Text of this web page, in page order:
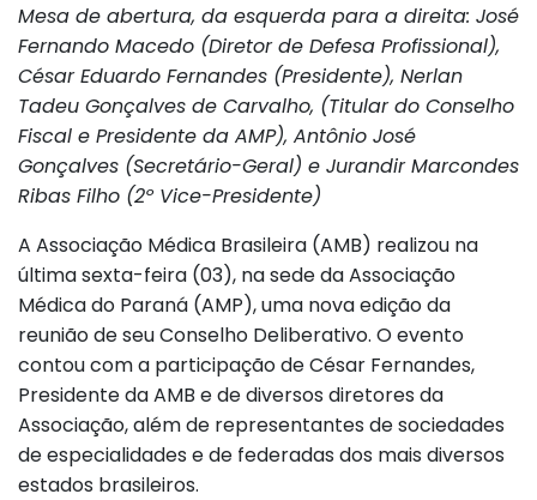
Mesa de abertura, da esquerda para a direita: José
Fernando Macedo (Diretor de Defesa Profissional),
César Eduardo Fernandes (Presidente), Nerlan
Tadeu Gonçalves de Carvalho, (Titular do Conselho
Fiscal e Presidente da AMP), Antônio José
Gonçalves (Secretário-Geral) e Jurandir Marcondes
Ribas Filho (2º Vice-Presidente)
A Associação Médica Brasileira (AMB) realizou na
última sexta-feira (03), na sede da Associação
Médica do Paraná (AMP), uma nova edição da
reunião de seu Conselho Deliberativo. O evento
contou com a participação de César Fernandes,
Presidente da AMB e de diversos diretores da
Associação, além de representantes de sociedades
de especialidades e de federadas dos mais diversos
estados brasileiros.